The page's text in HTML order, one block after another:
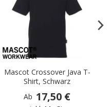
Mascot Crossover Java T-
Shirt, Schwarz
Ab 17,50 €